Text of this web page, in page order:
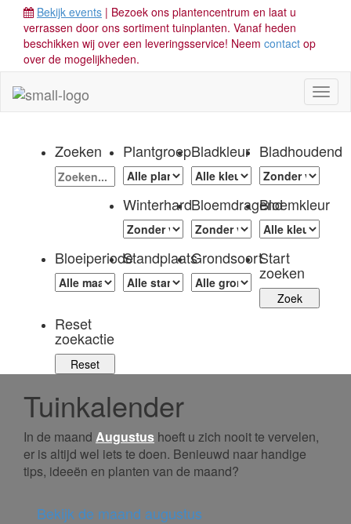
Bekijk events | Bezoek ons plantencentrum en laat u
verrassen door ons sortiment tuinplanten. Vanaf heden
beschikken wij over een leveringsservice! Neem contact op
over de mogelijkheden.
Zoeken PlantgroepBladkleur Bladhoudend
WinterhardBloemdragendBloemkleur
BloeiperiodeStandplaatsGrondsoortStart
zoeken
Reset
zoekactie
Tuinkalender
In de maand Augustus hoeft u zich nooit te vervelen,
er is altijd wel iets te doen. Benieuwd naar handige
tips, ideeën en planten van de maand?
Bekijk de maand augustus